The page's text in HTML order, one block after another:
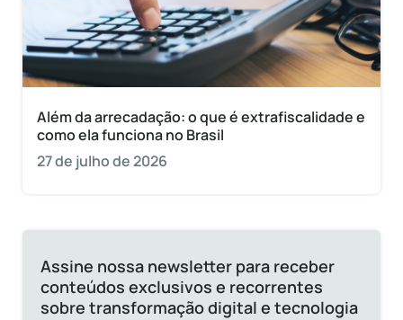
Além da arrecadação: o que é extrafiscalidade e
como ela funciona no Brasil
27 de julho de 2026
Assine nossa newsletter para receber
conteúdos exclusivos e recorrentes
sobre transformação digital e tecnologia